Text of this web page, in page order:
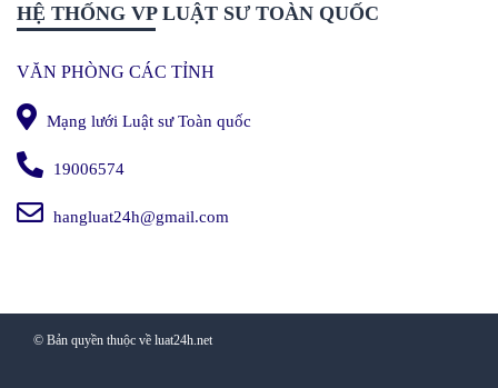
HỆ THỐNG VP LUẬT SƯ TOÀN QUỐC
VĂN PHÒNG CÁC TỈNH
Mạng lưới Luật sư Toàn quốc
19006574
hangluat24h@gmail.com
© Bản quyền thuộc về luat24h.net